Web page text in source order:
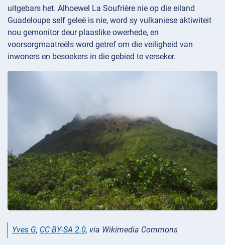
uitgebars het. Alhoewel La Soufrière nie op die eiland
Guadeloupe self geleë is nie, word sy vulkaniese aktiwiteit
nou gemonitor deur plaaslike owerhede, en
voorsorgmaatreëls word getref om die veiligheid van
inwoners en besoekers in die gebied te verseker.
Yves G, CC BY-SA 2.0, via Wikimedia Commons